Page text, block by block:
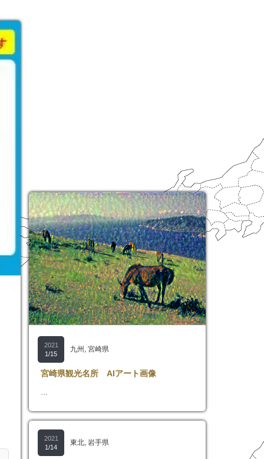
2021
1/15
九州 , 宮崎県
宮崎県観光名所 AIアート画像
…
2021
1/14
東北, 岩手県